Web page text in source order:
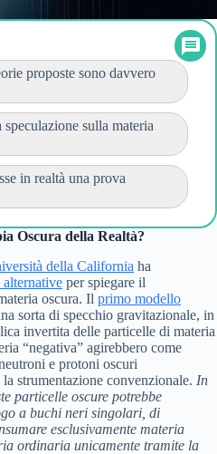
proposte sono davvero
sulla materia
in realtà una prova
Oscura della Realtà?
della California ha
alternative per spiegare il
oscura. Il primo modello
sorta di specchio gravitazionale, in
invertita delle particelle di materia
“negativa” agirebbero come
e protoni oscuri
strumentazione convenzionale. In
particelle oscure potrebbe
a buchi neri singolari, di
esclusivamente materia
ordinaria unicamente tramite la